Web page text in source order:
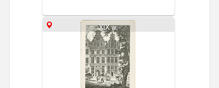
albumu pt.: "Gdańsk dawniej a dziś"
ang.: "Former and today" autorstwa M.
Dobrzykowskiego. W kartonowej
kopercie w kolorze szałwiowej zieleni
jest 14 zdjęć przedwojennego i
powojennego, zruinowanego Gdańska.
Napisy na okładce albumu są
wytłoczone i pozłocone.
XIX w.